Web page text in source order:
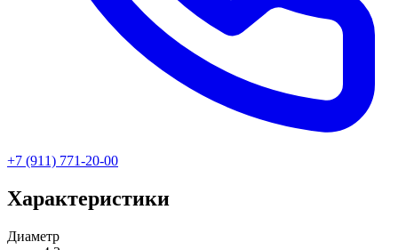
+7 (911) 771-20-00
Характеристики
Диаметр